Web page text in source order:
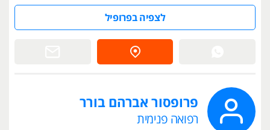
לצפיה בפרופיל
פרופסור אברהם בורר
רפואה פנימית